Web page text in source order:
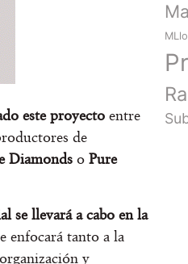
este proyecto entre
de
Diamonds o Pure
se llevará a cabo en la
enfocará tanto a la
y